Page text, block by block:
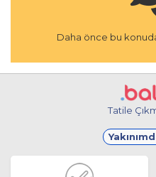
Daha önce bu
Tatile